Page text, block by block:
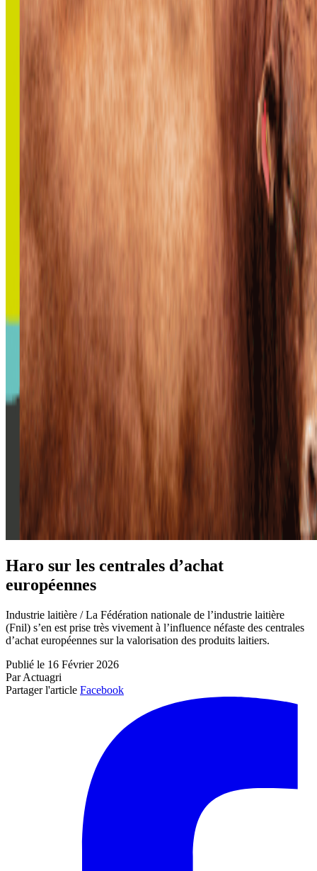
Haro sur les centrales d’achat
européennes
Industrie laitière / La Fédération nationale de l’industrie laitière
(Fnil) s’en est prise très vivement à l’influence néfaste des centrales
d’achat européennes sur la valorisation des produits laitiers.
Publié le 16 Février 2026
Par Actuagri
Partager l'article Facebook